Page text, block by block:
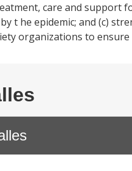
care and support
t he epidemic; and (c)
organizations to